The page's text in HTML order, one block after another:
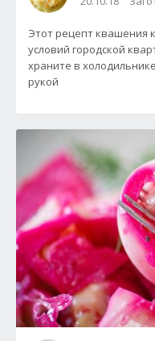
Этот рецепт квашения
условий городской
храните в
рукой